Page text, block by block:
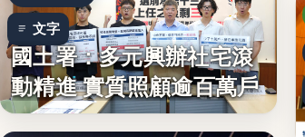
文字
國土署：多元興辦社宅滾
動精進 實質照顧逾百萬戶